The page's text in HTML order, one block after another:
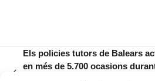
Els policies tutors de Balears
en més de 5.700 ocasions